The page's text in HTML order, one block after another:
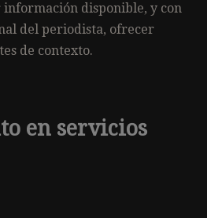
disponible, y con
del periodista, ofrecer
de contexto.
en servicios